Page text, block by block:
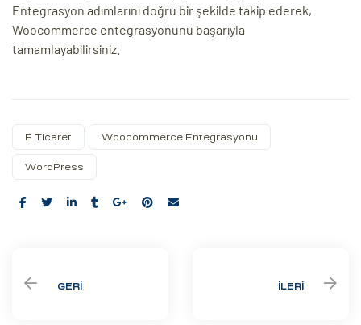
Entegrasyon adımlarını doğru bir şekilde takip ederek,
Woocommerce entegrasyonunu başarıyla
tamamlayabilirsiniz.
E Ticaret Woocommerce Entegrasyonu
WordPress
Share:
GERI İLERI